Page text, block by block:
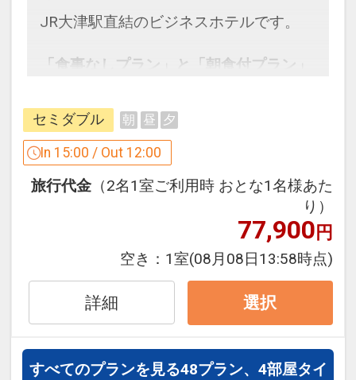
JR大津駅直結のビジネスホテルです。
「食事なしプラン」と「朝食付プラン」
●「食事なしプラン」と「朝食付プラ
ン」を掲載しています。
※ご覧のページがどちらかを
み下さい。
設定期間：2026年4月1日～2026年9月
30日
インターネットコース番号：DP-1-
17618835
セミダブル 朝 昼 夕
In 15:00 / Out 12:00
旅行代金 （2名1室ご利用時 おとな1名様あた
り）
77,900円
空き： 1室(08月08日13:58時点)
詳細 選択
すべてのプランを見る48プラン、4部屋タイ